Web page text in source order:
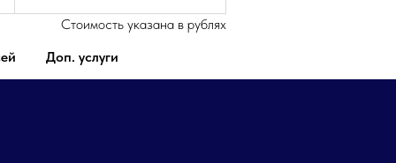
Cтоимость указана в рублях
Доп. услуги